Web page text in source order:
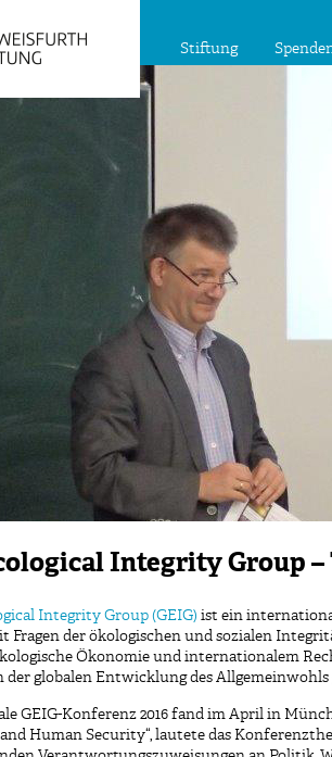
Stiftung
Integrity Group
Integrity Group (GEIG) ist ein
Fragen der ökologischen und sozialen
Ökonomie und internationalem
der globalen Entwicklung des Allgemeinwohls
GEIG-Konferenz 2016 fand im April in
Human Security“, lautete das